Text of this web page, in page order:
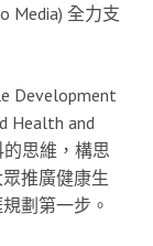
Media) 全力支
Development
Health and
思維，構思
推廣健康生
劃第一步。